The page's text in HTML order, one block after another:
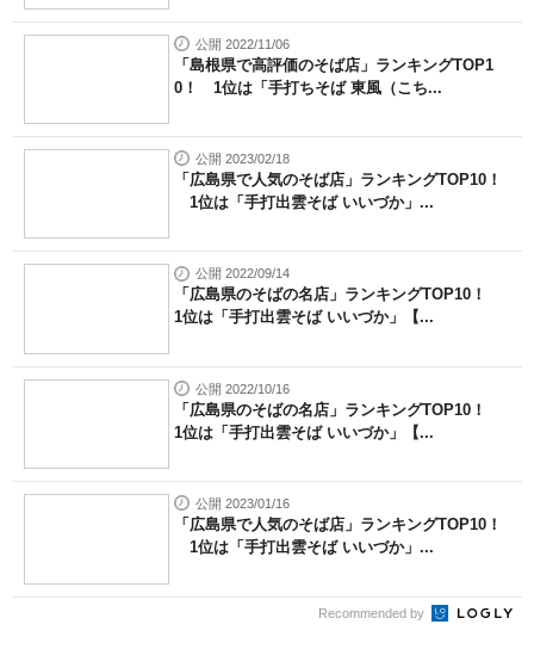
公開 2022/11/06
「島根県で高評価のそば店」ランキングTOP1
0！ 1位は「手打ちそば 東風（こち...
公開 2023/02/18
「広島県で人気のそば店」ランキングTOP10！
1位は「手打出雲そば いいづか」...
公開 2022/09/14
「広島県のそばの名店」ランキングTOP10！
1位は「手打出雲そば いいづか」【...
公開 2022/10/16
「広島県のそばの名店」ランキングTOP10！
1位は「手打出雲そば いいづか」【...
公開 2023/01/16
「広島県で人気のそば店」ランキングTOP10！
1位は「手打出雲そば いいづか」...
Recommended by